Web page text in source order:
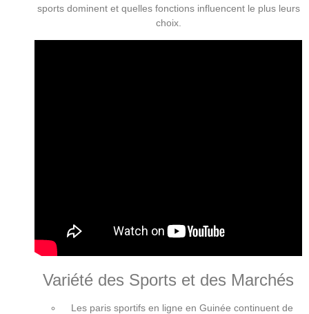
sports dominent et quelles fonctions influencent le plus leurs
choix.
Variété des Sports et des Marchés
Les paris sportifs en ligne en Guinée continuent de